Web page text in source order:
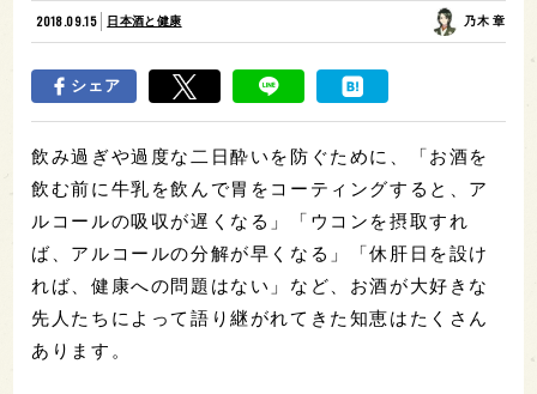
2018.09.15 日本酒と健康 乃木 章
シェア
飲み過ぎや過度な二日酔いを防ぐために、「お酒を
飲む前に牛乳を飲んで胃をコーティングすると、ア
ルコールの吸収が遅くなる」「ウコンを摂取すれ
ば、アルコールの分解が早くなる」「休肝日を設け
れば、健康への問題はない」など、お酒が大好きな
先人たちによって語り継がれてきた知恵はたくさん
あります。